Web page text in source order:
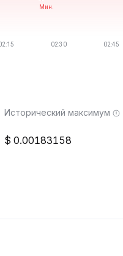
Исторический максимум
0.00183158